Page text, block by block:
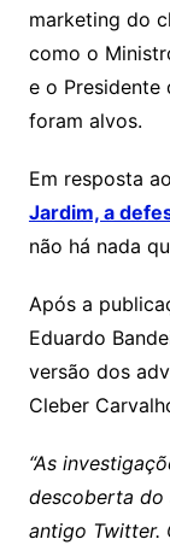
marketing do
como o
e o Presidente
foram alvos.
Em resposta
Jardim, a
não há nada
Após a
Eduardo
versão dos
Cleber
“As
descoberta do
antigo Twitter.